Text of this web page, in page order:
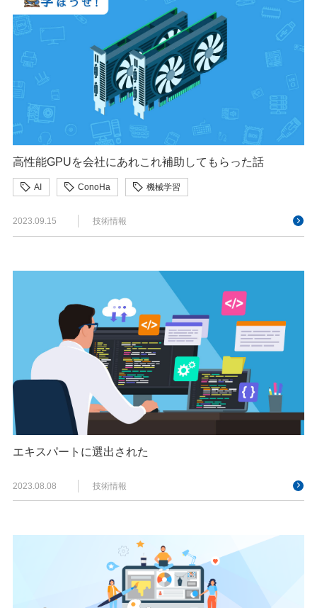
高性能GPUを会社にあれこれ補助してもらった話
AI ConoHa 機械学習
2023.09.15 技術情報
エキスパートに選出された
2023.08.08 技術情報